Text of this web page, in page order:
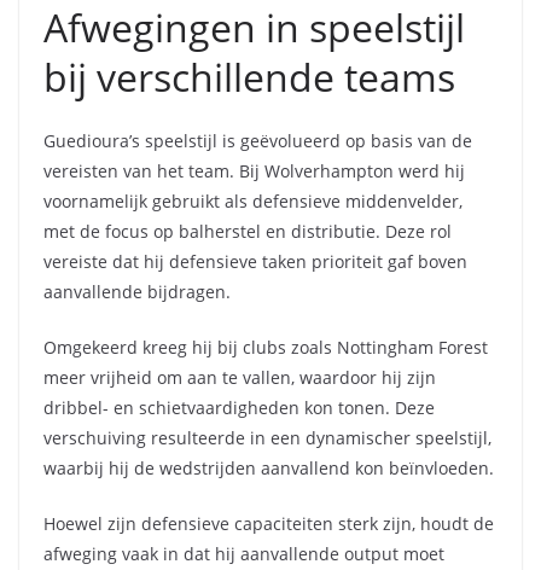
Afwegingen in speelstijl
bij verschillende teams
Guedioura’s speelstijl is geëvolueerd op basis van de
vereisten van het team. Bij Wolverhampton werd hij
voornamelijk gebruikt als defensieve middenvelder,
met de focus op balherstel en distributie. Deze rol
vereiste dat hij defensieve taken prioriteit gaf boven
aanvallende bijdragen.
Omgekeerd kreeg hij bij clubs zoals Nottingham Forest
meer vrijheid om aan te vallen, waardoor hij zijn
dribbel- en schietvaardigheden kon tonen. Deze
verschuiving resulteerde in een dynamischer speelstijl,
waarbij hij de wedstrijden aanvallend kon beïnvloeden.
Hoewel zijn defensieve capaciteiten sterk zijn, houdt de
afweging vaak in dat hij aanvallende output moet